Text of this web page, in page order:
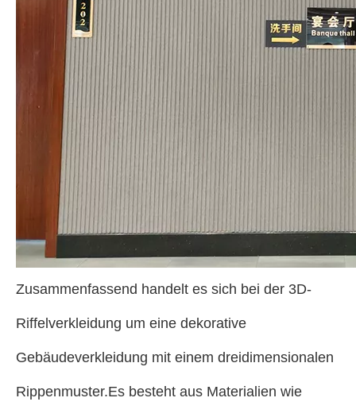
Zusammenfassend handelt es sich bei der 3D-
Riffelverkleidung um eine dekorative
Gebäudeverkleidung mit einem dreidimensionalen
Rippenmuster.Es besteht aus Materialien wie